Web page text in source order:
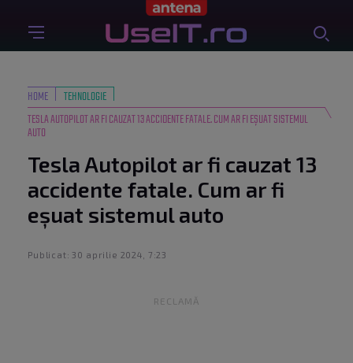
HOME
TEHNOLOGIE
TESLA AUTOPILOT AR FI CAUZAT 13 ACCIDENTE FATALE. CUM AR FI EȘUAT SISTEMUL
AUTO
Tesla Autopilot ar fi cauzat 13
accidente fatale. Cum ar fi
eșuat sistemul auto
Publicat: 30 aprilie 2024, 7:23
RECLAMĂ